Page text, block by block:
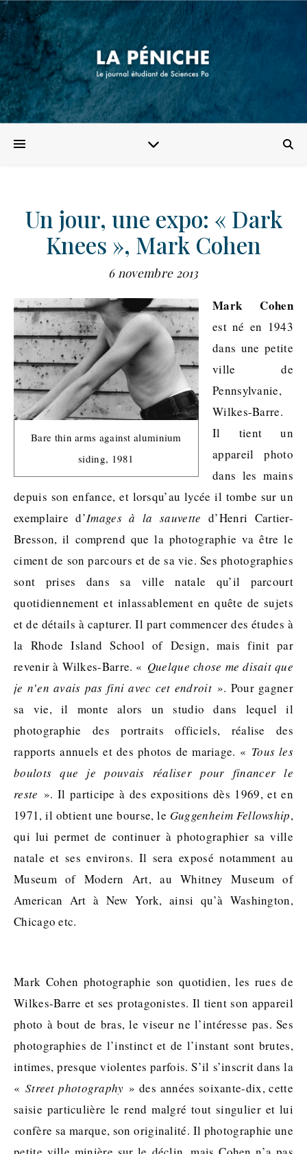
Un jour, une expo: « Dark
Knees », Mark Cohen
6 novembre 2013
Bare thin arms against aluminium
siding, 1981
Mark Cohen
est né en 1943
dans une petite
ville de
Pennsylvanie,
Wilkes-Barre.
Il tient un
appareil photo
dans les mains
depuis son enfance, et lorsqu’au lycée il tombe sur un
exemplaire d’Images à la sauvette d’Henri Cartier-
Bresson, il comprend que la photographie va être le
ciment de son parcours et de sa vie. Ses photographies
sont prises dans sa ville natale qu’il parcourt
quotidiennement et inlassablement en quête de sujets
et de détails à capturer. Il part commencer des études à
la Rhode Island School of Design, mais finit par
revenir à Wilkes-Barre. « Quelque chose me disait que
je n’en avais pas fini avec cet endroit». Pour gagner
sa vie, il monte alors un studio dans lequel il
photographie des portraits officiels, réalise des
rapports annuels et des photos de mariage. « Tous les
boulots que je pouvais réaliser pour financer le
reste ». Il participe à des expositions dès 1969, et en
1971, il obtient une bourse, le Guggenheim Fellowship,
qui lui permet de continuer à photographier sa ville
natale et ses environs. Il sera exposé notamment au
Museum of Modern Art, au Whitney Museum of
American Art à New York, ainsi qu’à Washington,
Chicago etc.
Mark Cohen photographie son quotidien, les rues de
Wilkes-Barre et ses protagonistes. Il tient son appareil
photo à bout de bras, le viseur ne l’intéresse pas. Ses
photographies de l’instinct et de l’instant sont brutes,
intimes, presque violentes parfois. S’il s’inscrit dans la
« Street photography » des années soixante-dix, cette
saisie particulière le rend malgré tout singulier et lui
confère sa marque, son originalité. Il photographie une